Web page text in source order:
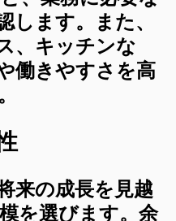
します。また、
、キッチンな
働きやすさを高
来の成長を見越
を選びます。余